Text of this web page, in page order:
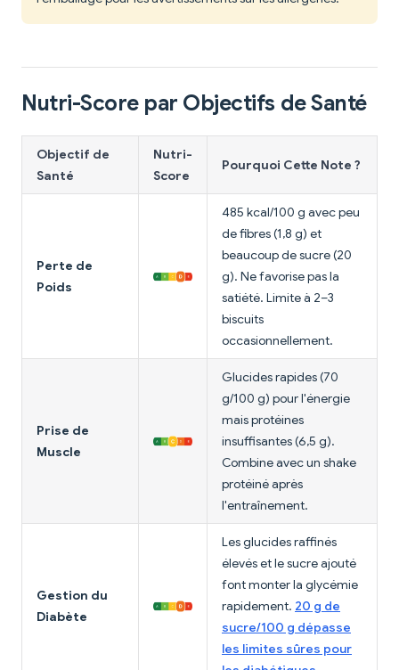
Nutri-Score par Objectifs de Santé
Objectif de
Santé
Nutri-
Score
Pourquoi Cette Note ?
Perte de
Poids
485 kcal/100 g avec peu
de fibres (1,8 g) et
beaucoup de sucre (20
g). Ne favorise pas la
satiété. Limite à 2–3
biscuits
occasionnellement.
Prise de
Muscle
Glucides rapides (70
g/100 g) pour l'énergie
mais protéines
insuffisantes (6,5 g).
Combine avec un shake
protéiné après
l'entraînement.
Gestion du
Diabète
Les glucides raffinés
élevés et le sucre ajouté
font monter la glycémie
rapidement. 20 g de
sucre/100 g dépasse
les limites sûres pour